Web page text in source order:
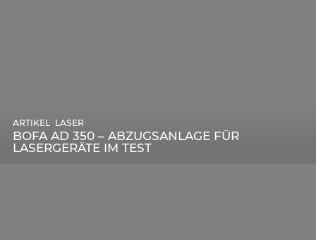
BOFA AD 350 – ABZUGSANLAGE FÜR
LASERGERÄTE IM TEST
ARTIKEL, LASER
DIE BEDEUTENDSTEN SCHRITTE ZUR
ERFOLGREICHEN MARKENBILDUNG IN DER
DIGITALEN ÄRA